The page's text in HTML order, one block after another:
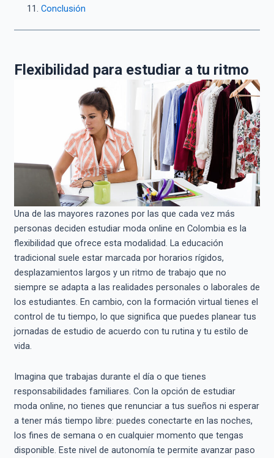
Conclusión
Flexibilidad para estudiar a tu ritmo
Una de las mayores razones por las que cada vez más
personas deciden estudiar moda online en Colombia es la
flexibilidad que ofrece esta modalidad. La educación
tradicional suele estar marcada por horarios rígidos,
desplazamientos largos y un ritmo de trabajo que no
siempre se adapta a las realidades personales o laborales de
los estudiantes. En cambio, con la formación virtual tienes el
control de tu tiempo, lo que significa que puedes planear tus
jornadas de estudio de acuerdo con tu rutina y tu estilo de
vida.
Imagina que trabajas durante el día o que tienes
responsabilidades familiares. Con la opción de estudiar
moda online, no tienes que renunciar a tus sueños ni esperar
a tener más tiempo libre: puedes conectarte en las noches,
los fines de semana o en cualquier momento que tengas
disponible. Este nivel de autonomía te permite avanzar paso